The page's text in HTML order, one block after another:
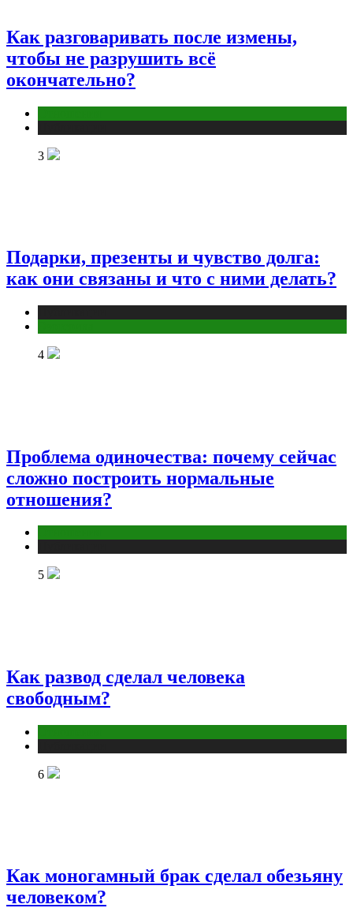
Как разговаривать после измены,
чтобы не разрушить всё
окончательно?
3
Подарки, презенты и чувство долга:
как они связаны и что с ними делать?
4
Проблема одиночества: почему сейчас
сложно построить нормальные
отношения?
5
Как развод сделал человека
свободным?
6
Как моногамный брак сделал обезьяну
человеком?